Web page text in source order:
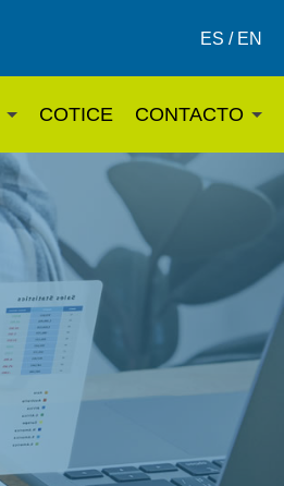
ES / EN
COTICE CONTACTO